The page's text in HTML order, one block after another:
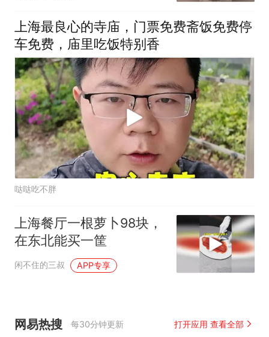
上海最良心的寺庙，门票免费斋饭免费停
车免费，庙里吃饭特别香
哒哒吃不胖
上海餐厅一根萝卜98块，
在东北能买一筐
闲不住的三叔 APP专享
网易热搜 每30分钟更新 打开应用 查看全部